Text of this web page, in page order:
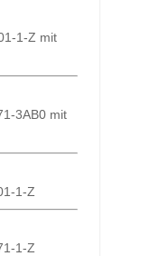
1-Z mit
3AB0 mit
1-Z
1-Z